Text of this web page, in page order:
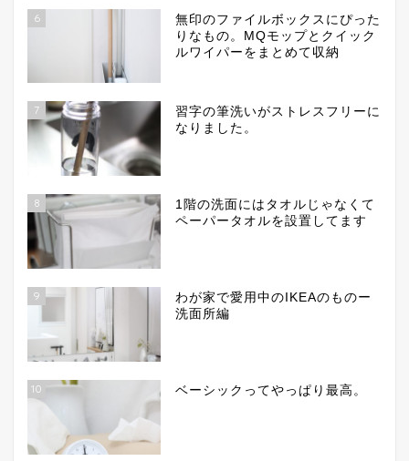
6
無印のファイルボックスにぴった
りなもの。MQモップとクイック
ルワイパーをまとめて収納
7
習字の筆洗いがストレスフリーに
なりました。
8
1階の洗面にはタオルじゃなくて
ペーパータオルを設置してます
9
わが家で愛用中のIKEAのものー
洗面所編
10 ベーシックってやっぱり最高。